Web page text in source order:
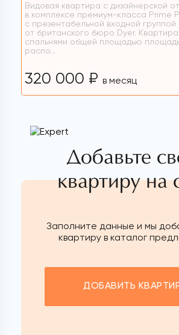
Видовая квартира с дизайнерской
в комплексе премиум-класса Prime
с презентабельной входной группой
от британского бюро Dyer.
спальнями общей площадью
распо...
320 000 ₽ в месяц
Добавьте
квартиру на
Заполните данные и мы
квартиру в каталог
ДОБАВИТЬ